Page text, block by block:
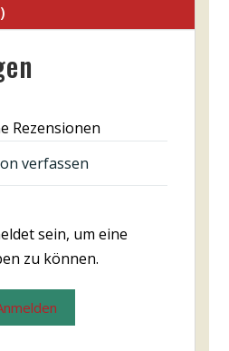
Rezensionen
verfassen
sein, um eine
zu können.